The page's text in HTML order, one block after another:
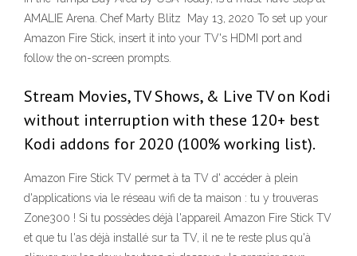
AMALIE Arena. Chef Marty Blitz May 13, 2020 To set up your
Amazon Fire Stick, insert it into your TV's HDMI port and
follow the on-screen prompts.
Stream Movies, TV Shows, & Live TV on Kodi
without interruption with these 120+ best
Kodi addons for 2020 (100% working list).
Amazon Fire Stick TV permet à ta TV d' accéder à plein
d'applications via le réseau wifi de ta maison : tu y trouveras
Zone300 ! Si tu possèdes déjà l'appareil Amazon Fire Stick TV
et que tu l'as déjà installé sur ta TV, il ne te reste plus qu'à